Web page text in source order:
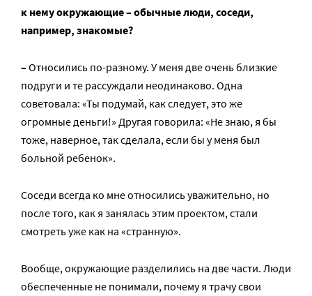
к нему окружающие – обычные люди, соседи,
например, знакомые?
– Относились по-разному. У меня две очень близкие
подруги и те рассуждали неодинаково. Одна
советовала: «Ты подумай, как следует, это же
огромные деньги!» Другая говорила: «Не знаю, я бы
тоже, наверное, так сделала, если бы у меня был
больной ребенок».
Соседи всегда ко мне относились уважительно, но
после того, как я занялась этим проектом, стали
смотреть уже как на «странную».
Вообще, окружающие разделились на две части. Люди
обеспеченные не понимали, почему я трачу свои